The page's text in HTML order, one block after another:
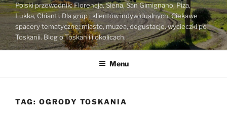
Polski przewodnik: Florencja, Siena, San Gimignano, Piza,
Lukka, Chianti. Dla grup i klientów indywidualnych. Ciekawe
spacery tematyczne: miasto, muzea, degustacje, wycieczki po
Toskanii. Blog o Toskanii i okolicach.
Menu
TAG: OGRODY TOSKANIA